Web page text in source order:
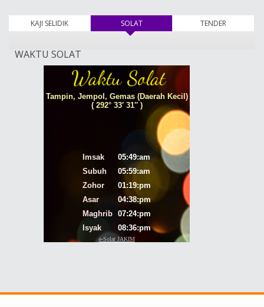
KAJI SELIDIK SOLAT(tab aktif) TENDER
WAKTU SOLAT